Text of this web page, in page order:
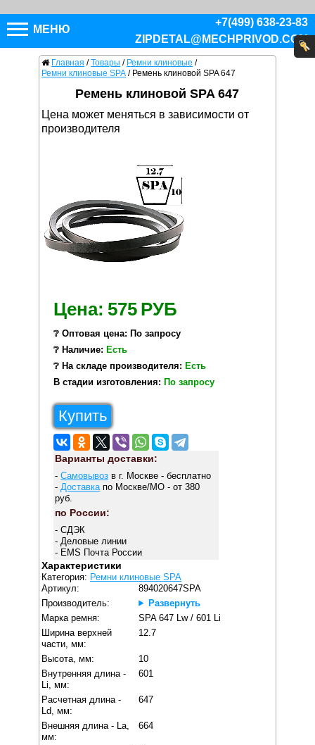
МЕНЮ
+7(499) 638-23-83
ZIPDETAL@MECHPRIVOD.COM
Главная / Товары / Ремни клиновые /
Ремни клиновые SPA / Ремень клиновой SPA 647
Ремень клиновой SPA 647
Цена может меняться в зависимости от
производителя
Цена: 575 РУБ
❔ Оптовая цена: По запросу
❔ Наличие: Есть
❔ На складе производителя: Есть
В стадии изготовления: По запросу
Купить
Варианты доставки:
- Самовывозв г. Москве - бесплатно
- Доставкапо Москве/МО - от 380
руб.
по России:
- СДЭК
- Деловые линии
- EMS Почта России
Характеристики
Категория: Ремни клиновые SPA
Артикул:
894020647SPA
Производитель:
Развернуть
Марка ремня:
SPA 647 Lw / 601 Li
Ширина верхней
части, мм:
12.7
Высота, мм:
10
Внутренняя длина -
Li, мм:
601
Расчетная длина -
Ld, мм:
647
Внешняя длина - La,
мм:
664